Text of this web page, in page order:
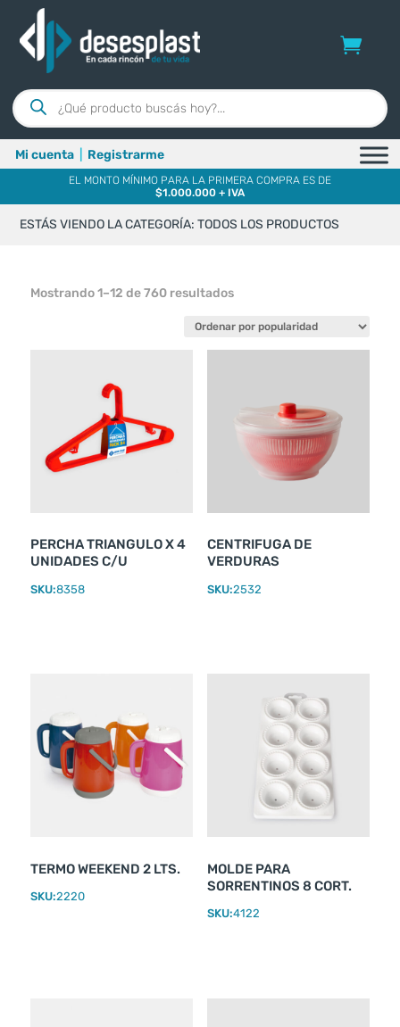
Búsqueda
de
productos
Mi cuenta Registrarme
EL MONTO MÍNIMO PARA LA PRIMERA COMPRA ES DE
$1.000.000 + IVA
ESTÁS VIENDO LA CATEGORÍA: TODOS LOS PRODUCTOS
Mostrando 1–12 de 760 resultadosOrdenado
popularidad
PERCHA TRIANGULO X 4
UNIDADES C/U
SKU:8358
CENTRIFUGA DE
VERDURAS
SKU:2532
TERMO WEEKEND 2 LTS.
SKU:2220
MOLDE PARA
SORRENTINOS 8 CORT.
SKU:4122